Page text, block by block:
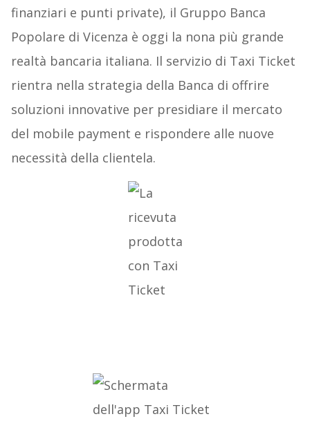
finanziari e punti private), il Gruppo Banca
Popolare di Vicenza è oggi la nona più grande
realtà bancaria italiana. Il servizio di Taxi Ticket
rientra nella strategia della Banca di offrire
soluzioni innovative per presidiare il mercato
del mobile payment e rispondere alle nuove
necessità della clientela.